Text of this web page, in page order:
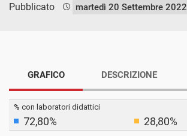
Pubblicato martedì 20 Settembre 2022
GRAFICO DESCRIZIONE